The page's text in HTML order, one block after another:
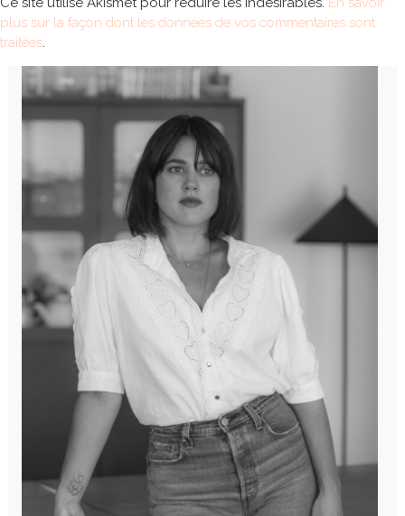
plus sur la façon dont les données de vos commentaires sont
traitées.